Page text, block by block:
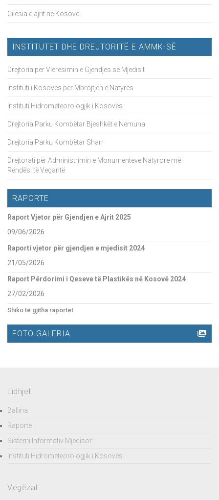
Cilësia e ajrit në Kosovë
INSTITUTET DHE DREJTORITË E AMMK-SË
Drejtoria për Vlerësimin e Gjendjes së Mjedisit
Instituti i Kosovës për Mbrojtjen e Natyrës
Instituti Hidrometeorologjik i Kosovës
Drejtoria Parku Kombëtar Bjeshkët e Nemuna
Drejtoria Parku Kombëtar Sharr
Drejtorati për Administrimin e Monumenteve Natyrore më
Rëndësi të Veçantë
RAPORTE
Raport Vjetor për Gjendjen e Ajrit 2025
09/06/2026
Raporti vjetor për gjendjen e mjedisit 2024
21/05/2026
Raport Përdorimi i Qeseve të Plastikës në Kosovë 2024
27/02/2026
Shiko të gjitha raportet
FOTO GALERIA
Lidhjet
Ballina
Raporte
Sistemi Informativ Mjedisor
Instituti Hidrometeorologjik i Kosovës
Vegëzat